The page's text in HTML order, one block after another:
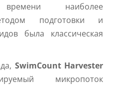
наиболее
подготовки и
была классическая
SwimCount Harvester
микропоток